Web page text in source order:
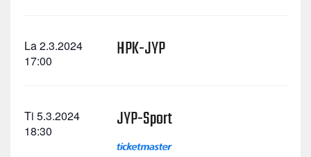
La 2.3.2024
17:00
HPK-JYP
Ti 5.3.2024
18:30
JYP-Sport